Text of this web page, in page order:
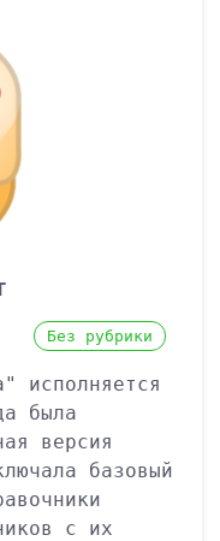
Без рубрики
исполняется
была
версия
базовый
с их